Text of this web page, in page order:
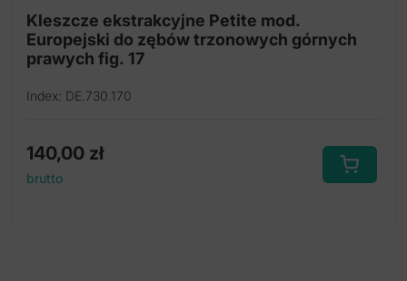
Kleszcze ekstrakcyjne Petite mod.
Europejski do zębów trzonowych górnych
prawych fig. 17
Index: DE.730.170
140,00 zł
brutto